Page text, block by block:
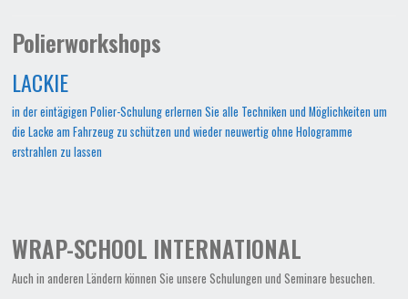
Polierworkshops
LACKIE
in der eintägigen Polier-Schulung erlernen Sie alle Techniken und Möglichkeiten um
die Lacke am Fahrzeug zu schützen und wieder neuwertig ohne Hologramme
erstrahlen zu lassen
WRAP-SCHOOL INTERNATIONAL
Auch in anderen Ländern können Sie unsere Schulungen und Seminare besuchen.